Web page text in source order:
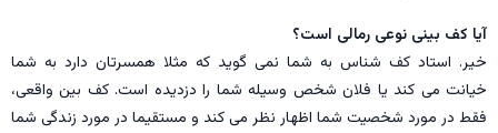
آیا کف بینی نوعی رمالی است؟
خیر. استاد کف شناس به شما نمی گوید که مثلا همسرتان دارد به شما
خیانت می کند یا فلان شخص وسیله شما را دزدیده است. کف بین واقعی،
فقط در مورد شخصیت شما اظهار نظر می کند و مستقیما در مورد زندگی شما